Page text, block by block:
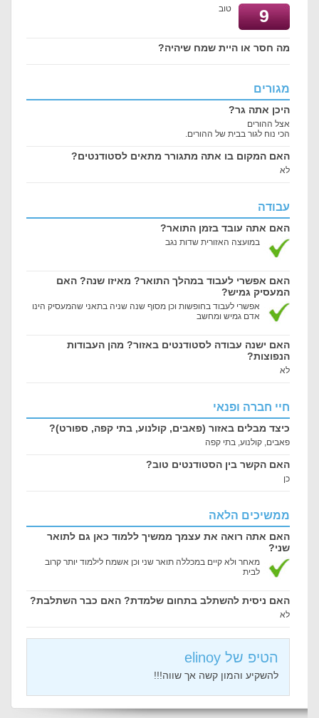
9 טוב
מה חסר או היית שמח שיהיה?
מגורים
היכן אתה גר?
אצל ההורים
הכי נוח לגור בבית של ההורים.
האם המקום בו אתה מתגורר מתאים לסטודנטים?
לא
עבודה
האם אתה עובד בזמן התואר?
במועצה האזורית שדות נגב
האם אפשרי לעבוד במהלך התואר? מאיזו שנה? האם
המעסיק גמיש?
אפשרי לעבוד בחופשות וכן מסוף שנה שניה בתאני שהמעסיק הינו
אדם גמיש ומחשב
האם ישנה עבודה לסטודנטים באזור? מהן העבודות
הנפוצות?
לא
חיי חברה ופנאי
כיצד מבלים באזור (פאבים, קולנוע, בתי קפה, ספורט)?
פאבים, קולנוע, בתי קפה
האם הקשר בין הסטודנטים טוב?
כן
ממשיכים הלאה
האם אתה רואה את עצמך ממשיך ללמוד כאן גם לתואר
שני?
מאחר ולא קיים במכללה תואר שני וכן אשמח לילמוד יותר קרוב
לבית
האם ניסית להשתלב בתחום שלמדת? האם כבר השתלבת?
לא
הטיפ של elinoy
להשקיע והמון קשה אך שווה!!!